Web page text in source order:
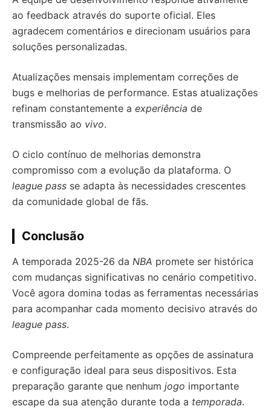
ao feedback através do suporte oficial. Eles
agradecem comentários e direcionam usuários para
soluções personalizadas.
Atualizações mensais implementam correções de
bugs e melhorias de performance. Estas atualizações
refinam constantemente a experiência de
transmissão ao vivo.
O ciclo contínuo de melhorias demonstra
compromisso com a evolução da plataforma. O
league pass se adapta às necessidades crescentes
da comunidade global de fãs.
Conclusão
A temporada 2025-26 da NBA promete ser histórica
com mudanças significativas no cenário competitivo.
Você agora domina todas as ferramentas necessárias
para acompanhar cada momento decisivo através do
league pass.
Compreende perfeitamente as opções de assinatura
e configuração ideal para seus dispositivos. Esta
preparação garante que nenhum jogo importante
escape da sua atenção durante toda a temporada.